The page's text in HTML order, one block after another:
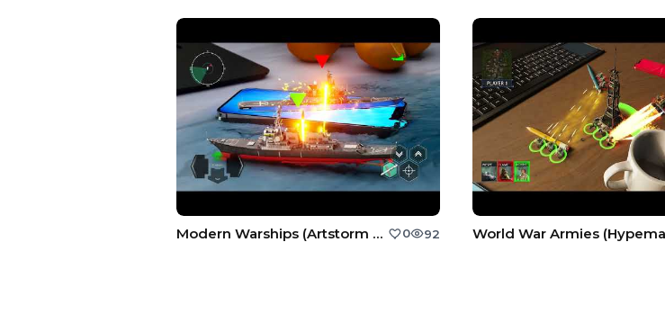
Modern Warships (Artstorm FZE) 0 92